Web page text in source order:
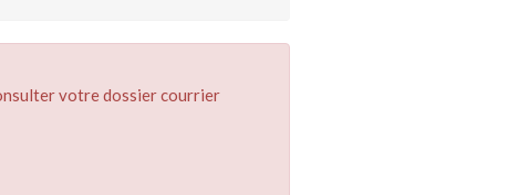
votre dossier courrier